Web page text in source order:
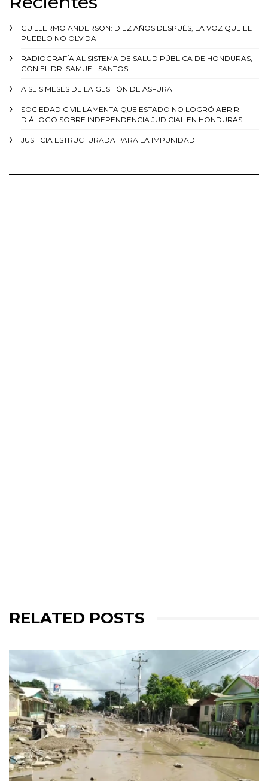
GUILLERMO ANDERSON: DIEZ AÑOS DESPUÉS, LA VOZ QUE EL
PUEBLO NO OLVIDA
RADIOGRAFÍA AL SISTEMA DE SALUD PÚBLICA DE HONDURAS,
CON EL DR. SAMUEL SANTOS
A SEIS MESES DE LA GESTIÓN DE ASFURA
SOCIEDAD CIVIL LAMENTA QUE ESTADO NO LOGRÓ ABRIR
DIÁLOGO SOBRE INDEPENDENCIA JUDICIAL EN HONDURAS
JUSTICIA ESTRUCTURADA PARA LA IMPUNIDAD
RELATED POSTS